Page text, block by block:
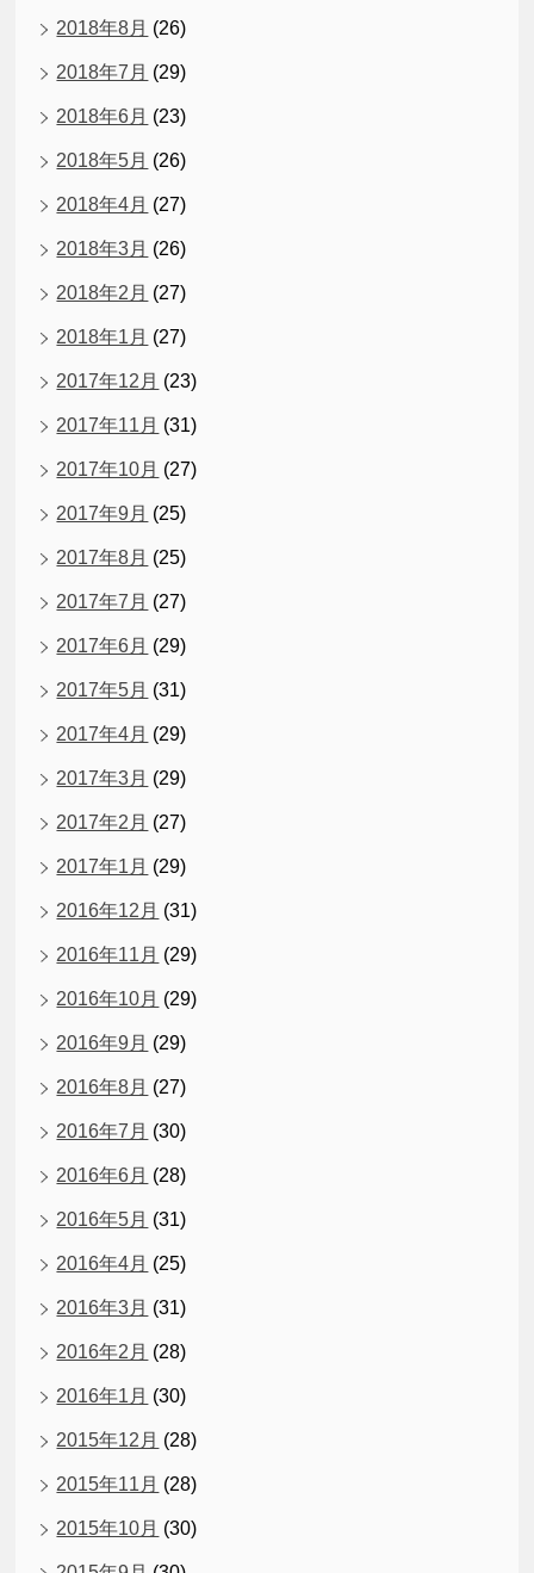
2018年8月 (26)
2018年7月 (29)
2018年6月 (23)
2018年5月 (26)
2018年4月 (27)
2018年3月 (26)
2018年2月 (27)
2018年1月 (27)
2017年12月 (23)
2017年11月 (31)
2017年10月 (27)
2017年9月 (25)
2017年8月 (25)
2017年7月 (27)
2017年6月 (29)
2017年5月 (31)
2017年4月 (29)
2017年3月 (29)
2017年2月 (27)
2017年1月 (29)
2016年12月 (31)
2016年11月 (29)
2016年10月 (29)
2016年9月 (29)
2016年8月 (27)
2016年7月 (30)
2016年6月 (28)
2016年5月 (31)
2016年4月 (25)
2016年3月 (31)
2016年2月 (28)
2016年1月 (30)
2015年12月 (28)
2015年11月 (28)
2015年10月 (30)